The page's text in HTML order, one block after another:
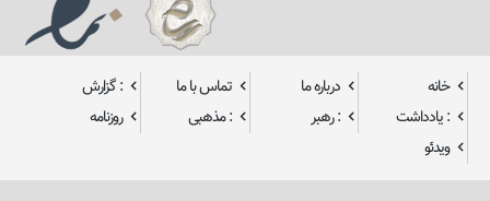
خانه درباره ما تماس با ما
: گزارش
: یادداشت
: رهبر : مذهبی
روزنامه
ویدئو